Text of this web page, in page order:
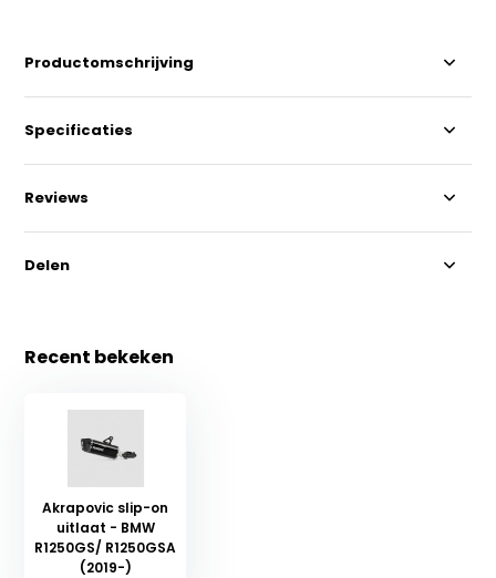
Productomschrijving
Specificaties
Reviews
Delen
Recent bekeken
Akrapovic slip-on
uitlaat - BMW
R1250GS/ R1250GSA
(2019-)